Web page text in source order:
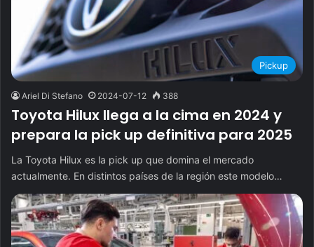
Pickup
Ariel Di Stefano 2024-07-12 388
Toyota Hilux llega a la cima en 2024 y
prepara la pick up definitiva para 2025
La Toyota Hilux es la pick up que domina el mercado
actualmente. En distintos países de la región este modelo…